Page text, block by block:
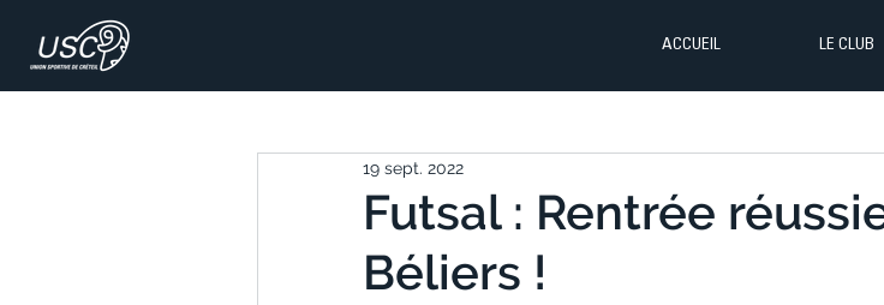
ACCUEIL LE CLUB
Futsal : Rentrée
Béliers !
19 sept. 2022